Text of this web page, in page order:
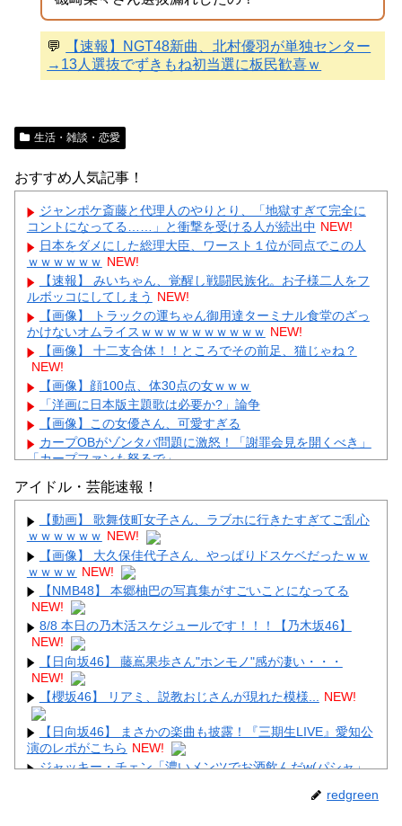
💬
【速報】NGT48新曲、北村優羽が単独センター
→13人選抜でずきもね初当選に板民歓喜ｗ
生活・雑談・恋愛
おすすめ人気記事！
ジャンポケ斎藤と代理人のやりとり、「地獄すぎて完全に
コントになってる……」と衝撃を受ける人が続出中 NEW!
日本をダメにした総理大臣、ワースト１位が同点でこの人
ｗｗｗｗｗｗ NEW!
【速報】 みいちゃん、覚醒し戦闘民族化。お子様二人をフ
ルボッコにしてしまう NEW!
【画像】 トラックの運ちゃん御用達ターミナル食堂のざっ
かけないオムライスｗｗｗｗｗｗｗｗｗｗ NEW!
【画像】 十二支合体！！ところでその前足、猫じゃね？
NEW!
【画像】顔100点、体30点の女ｗｗｗ
「洋画に日本版主題歌は必要か?」論争
【画像】この女優さん、可愛すぎる
カープOBがゾンタバ問題に激怒！「謝罪会見を開くべき」
「カープファンも怒るで」
【画像】顔100点、体30点の女ｗｗｗ
Powered by livedoor 相互RSS
アイドル・芸能速報！
【動画】 歌舞伎町女子さん、ラブホに行きたすぎてご乱心
ｗｗｗｗｗｗ NEW!
【画像】 大久保佳代子さん、やっぱりドスケベだったｗｗ
ｗｗｗｗ NEW!
【NMB48】 本郷柚巴の写真集がすごいことになってる
NEW!
8/8 本日の乃木活スケジュールです！！！【乃木坂46】
NEW!
【日向坂46】 藤嶌果歩さん"ホンモノ"感が凄い・・・
NEW!
【櫻坂46】 リアミ、説教おじさんが現れた模様...
NEW!
【日向坂46】 まさかの楽曲も披露！『三期生LIVE』愛知公
演のレポがこちら NEW!
ジャッキー・チェン「濃いメンツでお酒飲んだw(パシャ」
NEW!
redgreen